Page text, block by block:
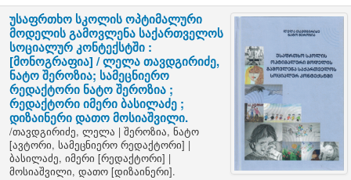
უსაფრთხო სკოლის ოპტიმალური
მოდელის გამოვლენა საქართველოს
სოციალურ კონტექსტში :
[მონოგრაფია] /ლელა თავდგირიძე,
ნატო შეროზია; სამეცნიერო
რედაქტორი ნატო შეროზია ;
რედაქტორი იმერი ბასილაძე ;
დიზაინერი დათო მოსიაშვილი.
/თავდგირიძე, ლელა |შეროზია, ნატო
[ავტორი, სამეცნიერო რედაქტორი] |
ბასილაძე, იმერი [რედაქტორი] |
მოსიაშვილი, დათო [დიზაინერი].